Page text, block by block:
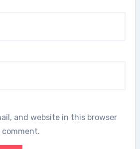
and website in this browser